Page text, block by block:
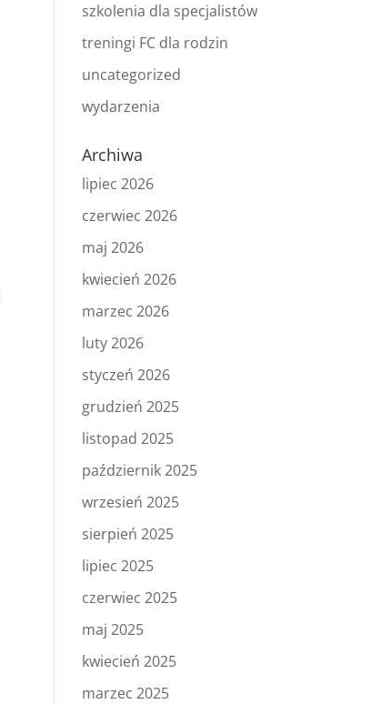
szkolenia dla specjalistów
treningi FC dla rodzin
uncategorized
wydarzenia
Archiwa
lipiec 2026
czerwiec 2026
maj 2026
kwiecień 2026
marzec 2026
luty 2026
styczeń 2026
grudzień 2025
listopad 2025
październik 2025
wrzesień 2025
sierpień 2025
lipiec 2025
czerwiec 2025
maj 2025
kwiecień 2025
marzec 2025